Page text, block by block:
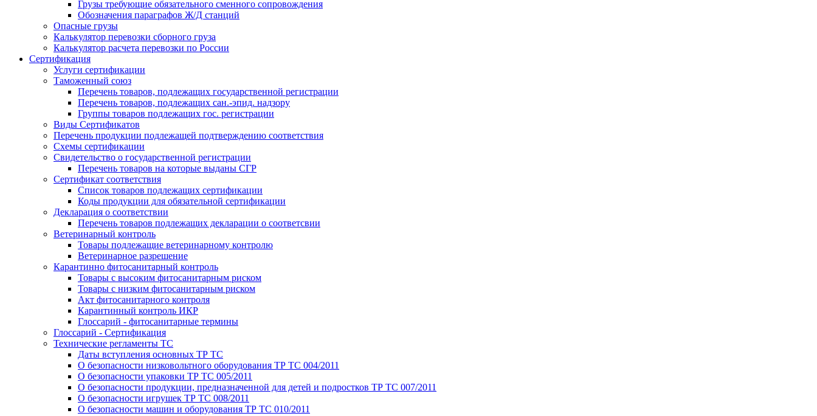
Грузы требующие обязательного сменного сопровождения
Обозначения параграфов Ж/Д станций
Опасные грузы
Калькулятор перевозки сборного груза
Калькулятор расчета перевозки по России
Сертификация
Услуги сертификации
Таможенный союз
Перечень товаров, подлежащих государственной регистрации
Перечень товаров, подлежащих сан.-эпид. надзору
Группы товаров подлежащих гос. регистрации
Виды Сертификатов
Перечень продукции подлежащей подтверждению соответствия
Схемы сертификации
Свидетельство о государственной регистрации
Перечень товаров на которые выданы СГР
Сертификат соответствия
Список товаров подлежащих сертификации
Коды продукции для обязательной сертификации
Декларация о соответствии
Перечень товаров подлежащих декларации о соответсвии
Ветеринарный контроль
Товары подлежащие ветеринарному контролю
Ветеринарное разрешение
Карантинно фитосанитарный контроль
Товары с высоким фитосанитарным риском
Товары с низким фитосанитарным риском
Акт фитосанитарного контроля
Карантинный контроль ИКР
Глоссарий - фитосанитарные термины
Глоссарий - Сертификация
Технические регламенты ТС
Даты вступления основных ТР ТС
О безопасности низковольтного оборудования ТР ТС 004/2011
О безопасности упаковки ТР ТС 005/2011
О безопасности продукции, предназначенной для детей и подростков ТР ТС 007/2011
О безопасности игрушек ТР ТС 008/2011
О безопасности машин и оборудования ТР ТС 010/2011